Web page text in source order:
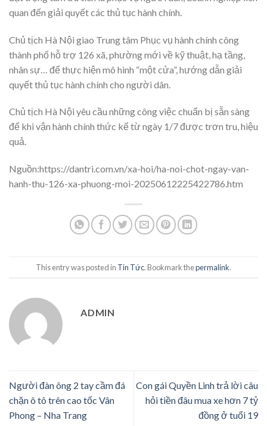
quan đến giải quyết các thủ tục hành chính.
Chủ tịch Hà Nội giao Trung tâm Phục vụ hành chính công
thành phố hỗ trợ 126 xã, phường mới về kỹ thuật, hạ tầng,
nhân sự… để thực hiện mô hình “một cửa”, hướng dẫn giải
quyết thủ tục hành chính cho người dân.
Chủ tịch Hà Nội yêu cầu những công việc chuẩn bị sẵn sàng
để khi vận hành chính thức kể từ ngày 1/7 được trơn tru, hiệu
quả.
Nguồn:https://dantri.com.vn/xa-hoi/ha-noi-chot-ngay-van-
hanh-thu-126-xa-phuong-moi-20250612225422786.htm
This entry was posted in Tin Tức. Bookmark thepermalink.
ADMIN
Người đàn ông 2 tay cầm đá
chặn ô tô trên cao tốc Vân
Phong – Nha Trang
Con gái Quyền Linh trả lời câu
hỏi tiền đâu mua xe hơn 7 tỷ
đồng ở tuổi 19